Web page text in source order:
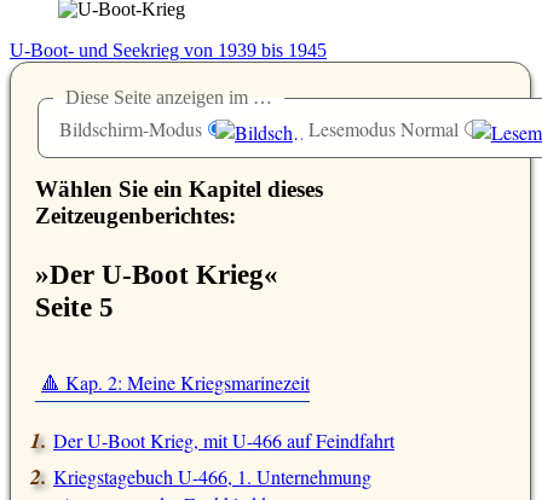
U-Boot- und Seekrieg von 1939 bis 1945
Diese Seite anzeigen im …
Bildschirm-Modus Lesemodus Normal
Wählen Sie ein Kapitel dieses
Zeitzeugenberichtes:
»Der U-Boot Krieg«
Seite 5
🔺 Kap. 2: Meine Kriegsmarinezeit
Der U-Boot Krieg, mit U-466 auf Feindfahrt
Kriegstagebuch U-466, 1. Unternehmung